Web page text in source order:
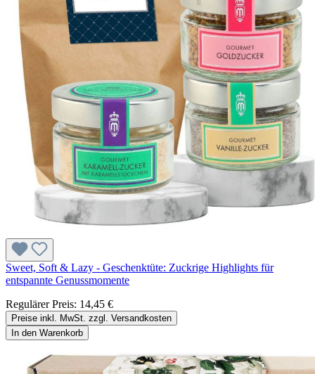
Sweet, Soft & Lazy - Geschenktüte: Zuckrige Highlights für
entspannte Genussmomente
Regulärer Preis: 14,45 €
Preise inkl. MwSt. zzgl. Versandkosten
In den Warenkorb